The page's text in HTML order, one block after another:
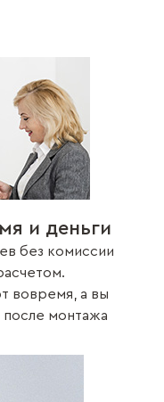
и деньги
без комиссии
вовремя, а вы
после монтажа